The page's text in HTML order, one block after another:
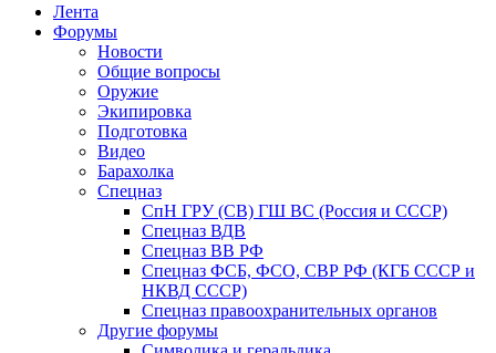
Лента
Форумы
Новости
Общие вопросы
Оружие
Экипировка
Подготовка
Видео
Барахолка
Спецназ
СпН ГРУ (СВ) ГШ ВС (Россия и СССР)
Спецназ ВДВ
Спецназ ВВ РФ
Спецназ ФСБ, ФСО, СВР РФ (КГБ СССР и
НКВД СССР)
Спецназ правоохранительных органов
Другие форумы